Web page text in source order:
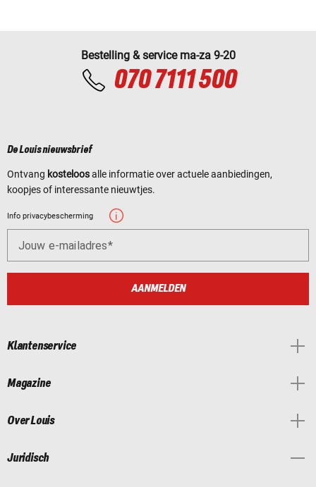
Bestelling & service ma-za 9-20
070 7111 500
De Louis nieuwsbrief
Ontvang kosteloosalle informatie over actuele aanbiedingen,
koopjes of interessante nieuwtjes.
Info privacybescherming
Jouw e-mailadres
AANMELDEN
Klantenservice
Magazine
Over Louis
Juridisch